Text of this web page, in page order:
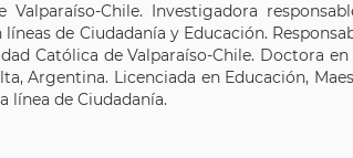
Chile. Investigadora
de Ciudadanía y Educación.
Católica de Valparaíso-Chile. Doctora
Argentina. Licenciada en Educación,
línea de Ciudadanía.